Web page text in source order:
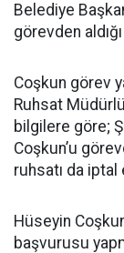
Belediye
görevden
Coşkun görev
Ruhsat
bilgilere göre;
Coşkun’u
ruhsatı da iptal
Hüseyin
başvurusu